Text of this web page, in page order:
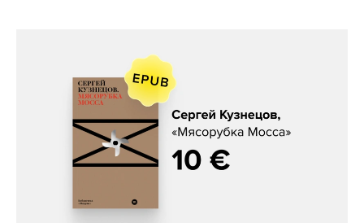
Сергей Кузнецов, «Мясорубка